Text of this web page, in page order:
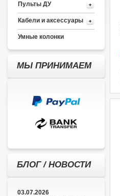
Пульты ДУ
Кабели и аксессуары
Умные колонки
МЫ ПРИНИМАЕМ
БЛОГ / НОВОСТИ
03.07.2026